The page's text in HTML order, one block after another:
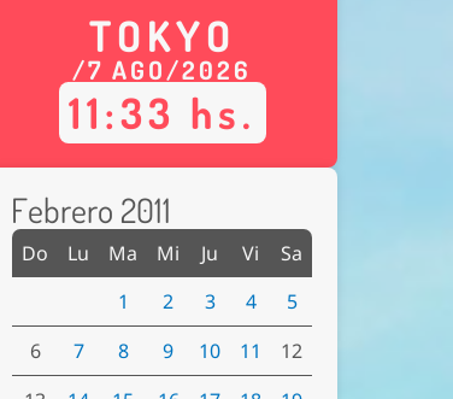
TOKYO
/7 AGO/2026
11:33 hs.
Febrero 2011
Do Lu Ma Mi Ju Vi
Sa
1
2 3 4
5
6
7 8 9 10 11
12